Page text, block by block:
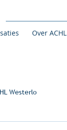
Over ACHL
Westerlo